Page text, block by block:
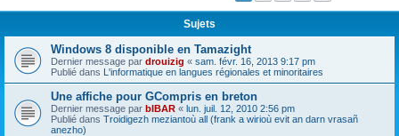
c
Sujets
Windows 8 disponible en Tamazight
Dernier message par drouizig « sam. févr. 16, 2013 9:17 pm
Publié dans L'informatique en langues régionales et minoritaires
Une affiche pour GCompris en breton
Dernier message par bIBAR « lun. juil. 12, 2010 2:56 pm
Publié dans Troidigezh meziantoù all (frank a wirioù evit an darn vrasañ
anezho)